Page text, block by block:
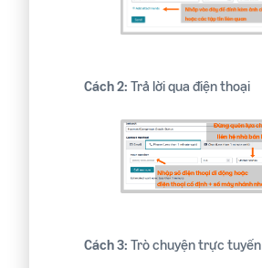
Cách 2: Trả lời qua điện thoại
Cách 3: Trò chuyện trực tuyến